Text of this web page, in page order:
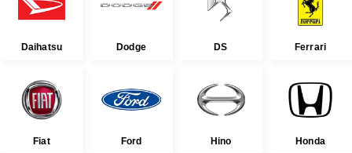
Daihatsu Dodge DS Ferrari
Fiat Ford Hino Honda